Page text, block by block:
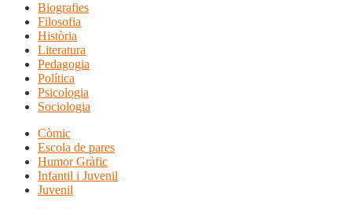
Biografies
Filosofia
Història
Literatura
Pedagogia
Política
Psicologia
Sociologia
Còmic
Escola de pares
Humor Gràfic
Infantil i Juvenil
Juvenil